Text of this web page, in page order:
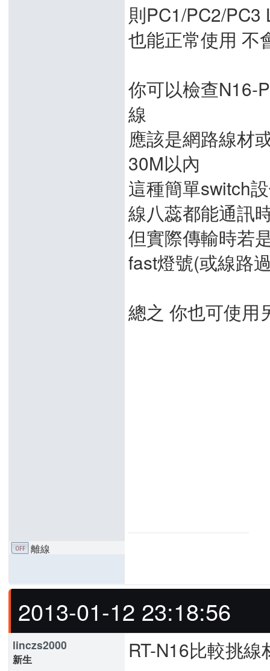
則PC1/PC2/
也能正常使用 不
你可以檢查N16-
線
應該是網路線材
30M以內
這種簡單switch
線八蕊都能通訊
但實際傳輸時若
fast燈號(或線路
總之 你也可使用
離線
2013-01-12 23:18:56
linczs2000
新生
RT-N16比較挑線